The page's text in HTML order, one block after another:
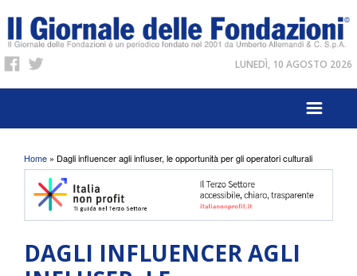
LUNEDÌ, 10 AGOSTO 2026
Tu sei qui
Home » Dagli influencer agli influser, le opportunità per gli operatori culturali
DAGLI INFLUENCER AGLI